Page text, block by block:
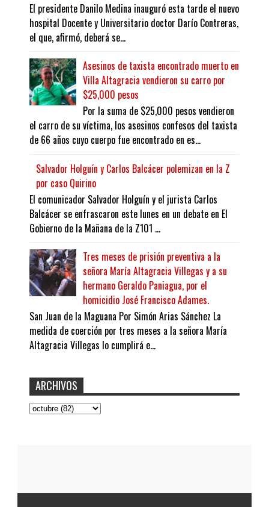
El presidente Danilo Medina inauguró esta tarde el nuevo
hospital Docente y Universitario doctor Darío Contreras,
el que, afirmó, deberá se...
Asesinos de taxista encontrado muerto en
Villa Altagracia vendieron su carro por
$25,000 pesos
Por la suma de $25,000 pesos vendieron
el carro de su víctima, los asesinos confesos del taxista
de 66 años cuyo cuerpo fue encontrado en es...
Salvador Holguín y Carlos Balcácer polemizan en la Z
por caso Quirino
El comunicador Salvador Holguín y el jurista Carlos
Balcácer se enfrascaron este lunes en un debate en El
Gobierno de la Mañana de la Z101 ...
Tres meses de prisión preventiva a la
señora María Altagracia Villegas y a su
hermano Geraldo Paniagua, por el
homicidio José Francisco Adames.
San Juan de la Maguana Por Simón Arias Sánchez La
medida de coerción por tres meses a la señora María
Altagracia Villegas lo cumplirá e...
ARCHIVOS